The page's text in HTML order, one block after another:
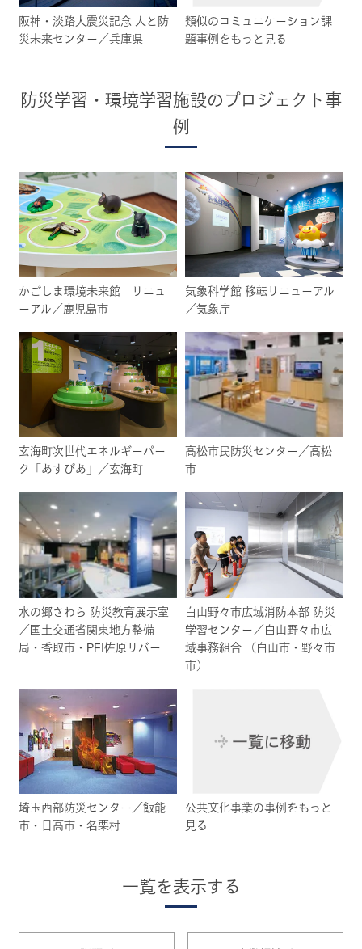
阪神・淡路大震災記念 人と防
災未来センター／兵庫県
類似のコミュニケーション課
題事例をもっと見る
防災学習・環境学習施設のプロジェクト事
例
かごしま環境未来館 リニュ
ーアル／鹿児島市
気象科学館 移転リニューアル
／気象庁
玄海町次世代エネルギーパー
ク「あすぴあ」／玄海町
高松市民防災センター／高松
市
水の郷さわら 防災教育展示室
／国土交通省関東地方整備
局・香取市・PFI佐原リバー
白山野々市広域消防本部 防災
学習センター／白山野々市広
域事務組合 （白山市・野々市
市）
埼玉西部防災センター／飯能
市・日高市・名栗村
公共文化事業の事例をもっと
見る
一覧を表示する